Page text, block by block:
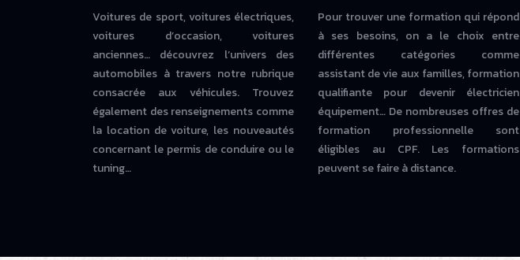
Voitures de sport, voitures électriques,
voitures d’occasion, voitures
anciennes… découvrez l’univers des
automobiles à travers notre rubrique
consacrée aux véhicules. Trouvez
également des renseignements comme
la location de voiture, les nouveautés
concernant le permis de conduire ou le
tuning…
Pour trouver une formation qui répond
à ses besoins, on a le choix entre
différentes catégories comme
assistant de vie aux familles, formation
qualifiante pour devenir électricien
équipement… De nombreuses offres de
formation professionnelle sont
éligibles au CPF. Les formations
peuvent se faire à distance.